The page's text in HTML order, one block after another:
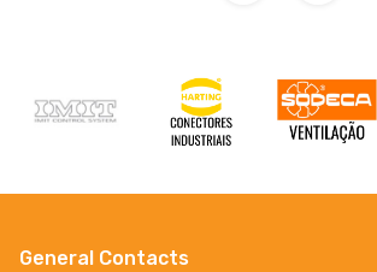
General Contacts